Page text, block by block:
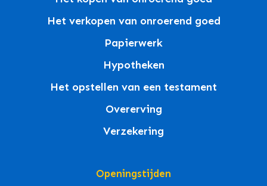
Het verkopen van onroerend goed
Papierwerk
Hypotheken
Het opstellen van een testament
Overerving
Verzekering
Openingstijden